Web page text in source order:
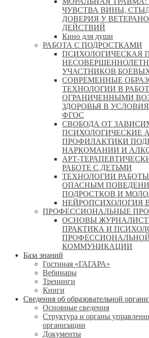
ЧУВСТВА ВИНЫ,
ДОВЕРИЯ У
ДЕЙСТВИЙ
Кино для души
РАБОТА С ПОДРОСТКАМИ
ПСИХОЛОГИЧЕСКАЯ
УЧАСТНИКОВ
СОВРЕМЕННЫЕ
ТЕХНОЛОГИИ В
ОГРАНИЧЕННЫМИ
ЗДОРОВЬЯ В
ФГОС
СВОБОДА ОТ
ПСИХОЛОГИЧЕСКИЕ
ПРОФИЛАКТИКИ
НАРКОМАНИИ И
АРТ-
РАБОТЕ С ДЕТЬМИ
ТЕХНОЛОГИИ
ОПАСНЫМ
ПОДРОСТКОВ И
НЕЙРОПСИХОЛОГИЯ
ПРОФЕССИОНАЛЬНЫЕ
ОСНОВЫ
ПРАКТИКА И
КОММУНИКАЦИИ
База знаний
Гостиная «ГАГАРА»
Вебинары
Тренинги
Книги
Сведения об образовательной
Основные сведения
Структура и органы
организации
Документы